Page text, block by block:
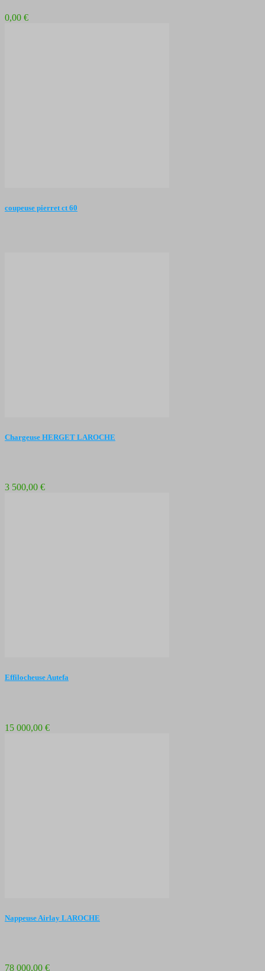
0,00 €
coupeuse pierret ct 60
Chargeuse HERGET LAROCHE
3 500,00 €
Effilocheuse Autefa
15 000,00 €
Nappeuse Airlay LAROCHE
78 000,00 €